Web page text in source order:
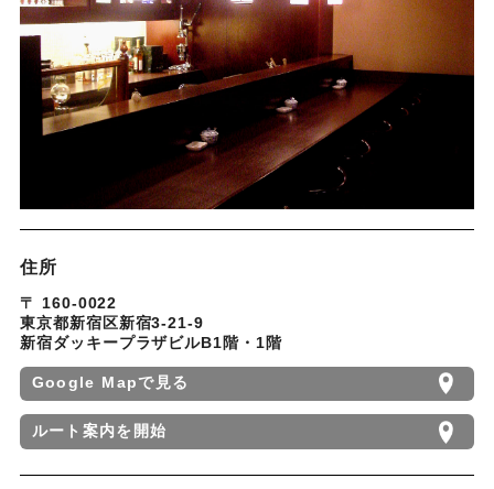
住所
〒 160-0022
東京都新宿区新宿3-21-9
新宿ダッキープラザビルB1階・1階
Google Mapで見る
ルート案内を開始